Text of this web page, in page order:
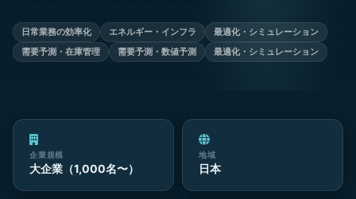
日常業務の効率化 エネルギー・インフラ
最適化・シミュレーション
需要予測・在庫管理
需要予測・数値予測 最適化・シミュレーション
企業規模
大企業（1,000名〜）
地域
日本